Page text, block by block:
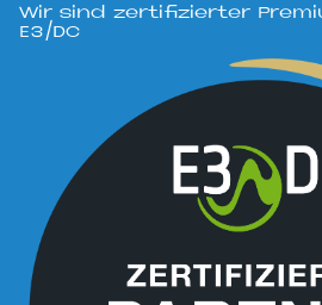
Wir sind zertifizierter
E3/DC